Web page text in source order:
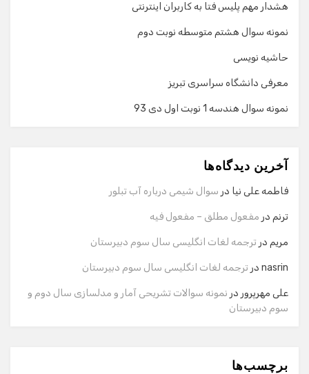
هشدار مهم پلیس فتا به کاربران اینترنتی
نمونه سوال هشتم متوسطه نوبت دوم
حاشیه نویسی
معرفی دانشگاه سراسری تبریز
نمونه سوال هندسه 1 نوبت اول دی 93
آخرین دیدگاه‌ها
فاطمه علی نیا در سوال شیمی درباره آب تبلور
ترنم در مفعول مطلق – مفعول فیه
مریم در ترجمه لغات انگلیسی سال سوم دبیرستان
nasrin در ترجمه لغات انگلیسی سال سوم دبیرستان
علی مهرپرور در نمونه سوالات تشریحی آمار و مدلسازی سال دوم و
سوم دبیرستان
برچسب‌ها
گفت‌وگو با دستیار هوشمند
سلام! برای شروع گفت‌وگو لطفاً شماره تماس یا ایمیل خود را
وارد کنید.
ایمیل